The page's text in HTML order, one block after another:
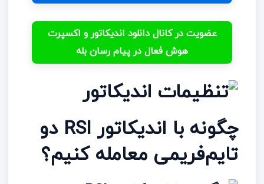
عضویت در کانال دانلود اندیکاتور و اکسپرت
هوش فعال در پیام رسان بله
چگونه با اندیکاتور RSI دو
تایم‌فریمی معامله کنیم؟